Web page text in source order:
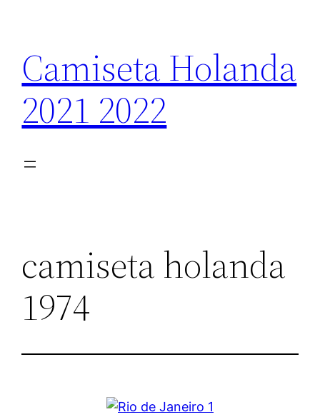
contenido
Camiseta Holanda
2021 2022
camiseta holanda
1974